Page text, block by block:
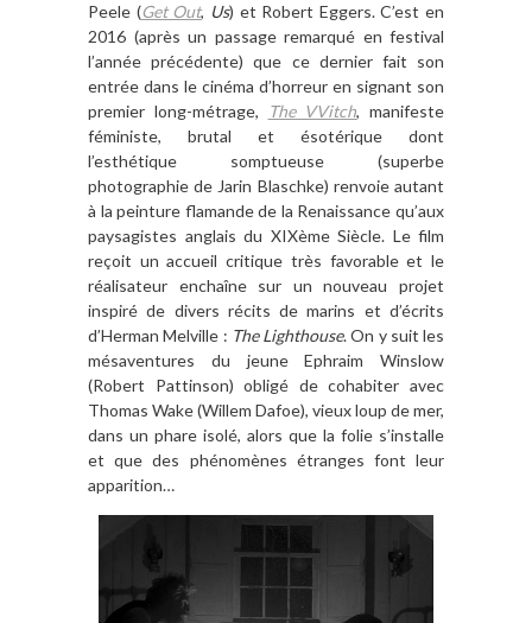
Peele (Get Out, Us) et Robert Eggers. C’est en
2016 (après un passage remarqué en festival
l’année précédente) que ce dernier fait son
entrée dans le cinéma d’horreur en signant son
premier long-métrage,
The VVitch, manifeste
féministe, brutal et ésotérique dont
l’esthétique somptueuse (superbe
photographie de Jarin Blaschke) renvoie autant
à la peinture flamande de la Renaissance qu’aux
paysagistes anglais du XIXème Siècle. Le film
reçoit un accueil critique très favorable et le
réalisateur enchaîne sur un nouveau projet
inspiré de divers récits de marins et d’écrits
d’Herman Melville : The Lighthouse. On y suit les
mésaventures du jeune Ephraim Winslow
(Robert Pattinson) obligé de cohabiter avec
Thomas Wake (Willem Dafoe), vieux loup de mer,
dans un phare isolé, alors que la folie s’installe
et que des phénomènes étranges font leur
apparition…